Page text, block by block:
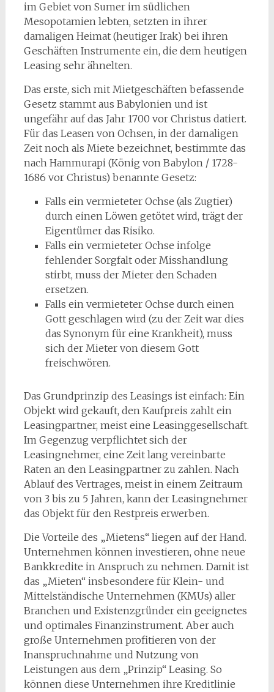
im Gebiet von Sumer im südlichen
Mesopotamien lebten, setzten in ihrer
damaligen Heimat (heutiger Irak) bei ihren
Geschäften Instrumente ein, die dem heutigen
Leasing sehr ähnelten.
Das erste, sich mit Mietgeschäften befassende
Gesetz stammt aus Babylonien und ist
ungefähr auf das Jahr 1700 vor Christus datiert.
Für das Leasen von Ochsen, in der damaligen
Zeit noch als Miete bezeichnet, bestimmte das
nach Hammurapi (König von Babylon / 1728-
1686 vor Christus) benannte Gesetz:
Falls ein vermieteter Ochse (als Zugtier)
durch einen Löwen getötet wird, trägt der
Eigentümer das Risiko.
Falls ein vermieteter Ochse infolge
fehlender Sorgfalt oder Misshandlung
stirbt, muss der Mieter den Schaden
ersetzen.
Falls ein vermieteter Ochse durch einen
Gott geschlagen wird (zu der Zeit war dies
das Synonym für eine Krankheit), muss
sich der Mieter von diesem Gott
freischwören.
Das Grundprinzip des Leasings ist einfach: Ein
Objekt wird gekauft, den Kaufpreis zahlt ein
Leasingpartner, meist eine Leasinggesellschaft.
Im Gegenzug verpflichtet sich der
Leasingnehmer, eine Zeit lang vereinbarte
Raten an den Leasingpartner zu zahlen. Nach
Ablauf des Vertrages, meist in einem Zeitraum
von 3 bis zu 5 Jahren, kann der Leasingnehmer
das Objekt für den Restpreis erwerben.
Die Vorteile des „Mietens“ liegen auf der Hand.
Unternehmen können investieren, ohne neue
Bankkredite in Anspruch zu nehmen. Damit ist
das „Mieten“ insbesondere für Klein- und
Mittelständische Unternehmen (KMUs) aller
Branchen und Existenzgründer ein geeignetes
und optimales Finanzinstrument. Aber auch
große Unternehmen profitieren von der
Inanspruchnahme und Nutzung von
Leistungen aus dem „Prinzip“ Leasing. So
können diese Unternehmen ihre Kreditlinie